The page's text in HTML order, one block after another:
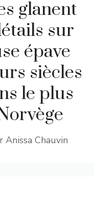
glanent
sur
épave
siècles
le plus
Anissa Chauvin